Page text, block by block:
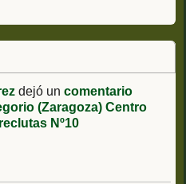
dejó un comentario
(Zaragoza) Centro
Nº10